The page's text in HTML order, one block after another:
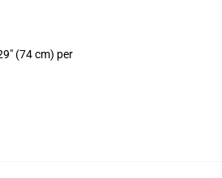
(74 cm) per